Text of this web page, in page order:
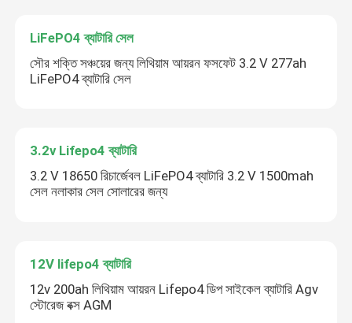
LiFePO4 ব্যাটারি সেল
সৌর শক্তি সঞ্চয়ের জন্য লিথিয়াম আয়রন ফসফেট 3.2 V 277ah
LiFePO4 ব্যাটারি সেল
3.2v Lifepo4 ব্যাটারি
3.2 V 18650 রিচার্জেবল LiFePO4 ব্যাটারি 3.2 V 1500mah
সেল নলাকার সেল সোলারের জন্য
12V lifepo4 ব্যাটারি
12v 200ah লিথিয়াম আয়রন Lifepo4 ডিপ সাইকেল ব্যাটারি Agv
স্টোরেজ বক্স AGM